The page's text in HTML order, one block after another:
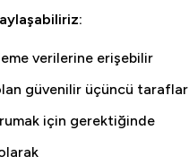
verilerine erişebilir
güvenilir üçüncü taraflar
için gerektiğinde